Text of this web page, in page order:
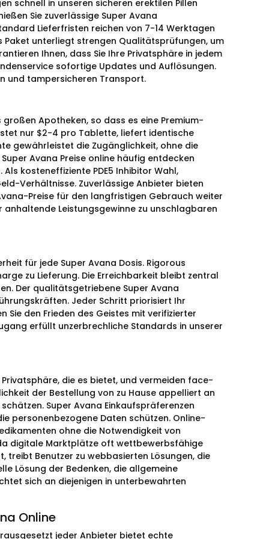
schnell in unseren sicheren erektilen Pillen
Sie zuverlässige Super Avana
Lieferfristen reichen von 7-14 Werktagen
unterliegt strengen Qualitätsprüfungen, um
Ihnen, dass Sie Ihre Privatsphäre in jedem
sofortige Updates und Auflösungen.
und tampersicheren Transport.
Apotheken, so dass es eine Premium-
nur $2-4 pro Tablette, liefert identische
gewährleistet die Zugänglichkeit, ohne die
Avana Preise online häufig entdecken
kosteneffiziente PDE5 Inhibitor Wahl,
Verhältnisse. Zuverlässige Anbieter bieten
Preise für den langfristigen Gebrauch weiter
Leistungsgewinne zu unschlagbaren
für jede Super Avana Dosis. Rigorous
zu Lieferung. Die Erreichbarkeit bleibt zentral
Der qualitätsgetriebene Super Avana
Jeder Schritt priorisiert Ihr
den Frieden des Geistes mit verifizierter
erfüllt unzerbrechliche Standards in unserer
die es bietet, und vermeiden face-
der Bestellung von zu Hause appelliert an
Super Avana Einkaufspräferenzen
personenbezogene Daten schützen. Online-
ohne die Notwendigkeit von
digitale Marktplätze oft wettbewerbsfähige
treibt Benutzer zu webbasierten Lösungen, die
Lösung der Bedenken, die allgemeine
sich an diejenigen in unterbewahrten
Online
jeder Anbieter bietet echte